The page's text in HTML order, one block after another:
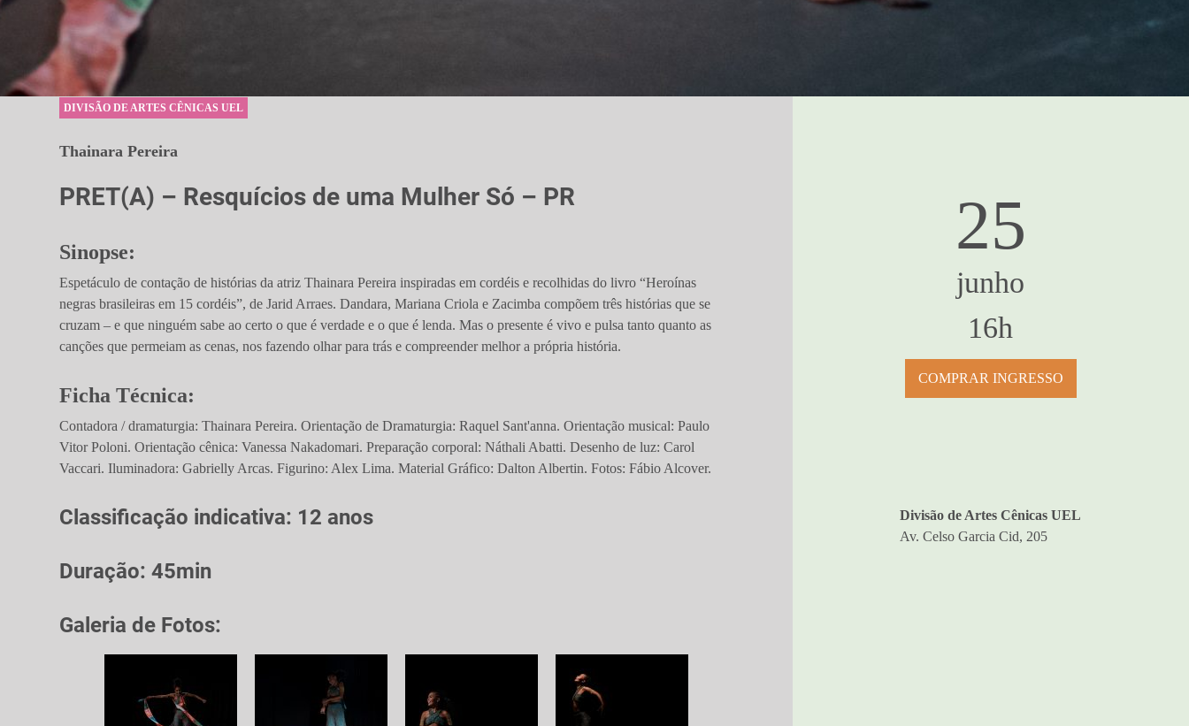
DIVISÃO DE ARTES CÊNICAS UEL
Thainara Pereira
PRET(A) – Resquícios de uma Mulher Só – PR
Sinopse:
Espetáculo de contação de histórias da atriz Thainara Pereira inspiradas em cordéis e recolhidas do livro “Heroínas
negras brasileiras em 15 cordéis”, de Jarid Arraes. Dandara, Mariana Criola e Zacimba compõem três histórias que se
cruzam – e que ninguém sabe ao certo o que é verdade e o que é lenda. Mas o presente é vivo e pulsa tanto quanto as
canções que permeiam as cenas, nos fazendo olhar para trás e compreender melhor a própria história.
Ficha Técnica:
Contadora / dramaturgia: Thainara Pereira. Orientação de Dramaturgia: Raquel Sant'anna. Orientação musical: Paulo
Vitor Poloni. Orientação cênica: Vanessa Nakadomari. Preparação corporal: Náthali Abatti. Desenho de luz: Carol
Vaccari. Iluminadora: Gabrielly Arcas. Figurino: Alex Lima. Material Gráfico: Dalton Albertin. Fotos: Fábio Alcover.
Classificação indicativa: 12 anos
Duração: 45min
Galeria de Fotos:
25
junho
16h
COMPRAR INGRESSO
Divisão de Artes Cênicas UEL
Av. Celso Garcia Cid, 205